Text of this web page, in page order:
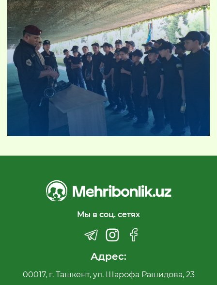
Мы в соц. сетях
Адрес:
00017, г. Ташкент, ул. Шарофа Рашидова, 23